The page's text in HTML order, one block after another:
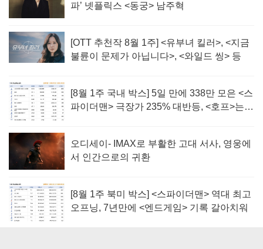
파’ 넷플릭스 <동궁> 남주혁
[OTT 추천작 8월 1주] <유부녀 킬러>, <지금
불륜이 문제가 아닙니다>, <와일드 씽> 등
[8월 1주 국내 박스] 5일 만에 338만 모은 <스
파이더맨> 극장가 235% 대반등, <호프>는
오디세이- IMAX로 부활한 고대 서사, 영웅에
서 인간으로의 귀환
[8월 1주 북미 박스] <스파이더맨> 역대 최고
오프닝, 7년만에 <엔드게임> 기록 갈아치워